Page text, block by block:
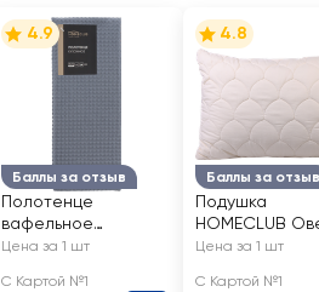
Баллы за отзыв
4.9
Полотенце
вафельное
HOMECLUB Loft
Цена за 1 шт
С Картой №1
Баллы за отзыв
4.8
Подушка
HOMECLUB
шерсть
Цена за 1 шт
С Картой №1